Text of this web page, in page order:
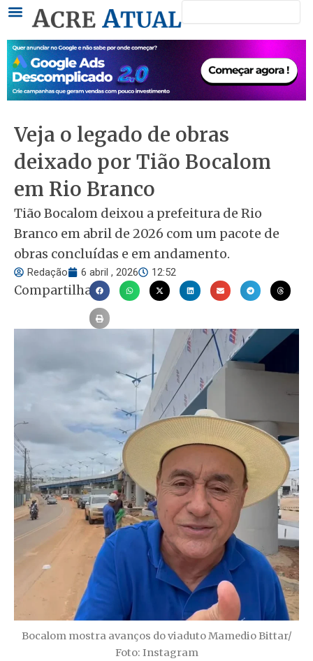
conteúdo
Veja o legado de obras
deixado por Tião Bocalom
em Rio Branco
Tião Bocalom deixou a prefeitura de Rio
Branco em abril de 2026 com um pacote de
obras concluídas e em andamento.
Redação 6 abril , 2026 12:52
Compartilhar
Bocalom mostra avanços do viaduto Mamedio Bittar/
Foto: Instagram